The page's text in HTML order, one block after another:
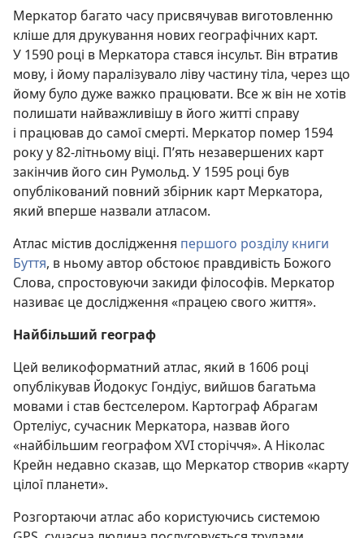
Меркатор багато часу присвячував виготовленню
кліше для друкування нових географічних карт.
У 1590 році в Меркатора стався інсульт. Він втратив
мову, і йому паралізувало ліву частину тіла, через що
йому було дуже важко працювати. Все ж він не хотів
полишати найважливішу в його житті справу
і працював до самої смерті. Меркатор помер 1594
року у 82-літньому віці. П’ять незавершених карт
закінчив його син Румольд. У 1595 році був
опублікований повний збірник карт Меркатора,
який вперше назвали атласом.
Атлас містив дослідження першого розділу книги
Буття, в ньому автор обстоює правдивість Божого
Слова, спростовуючи закиди філософів. Меркатор
називає це дослідження «працею свого життя».
Найбільший географ
Цей великоформатний атлас, який в 1606 році
опублікував Йодокус Гондіус, вийшов багатьма
мовами і став бестселером. Картограф Абрагам
Ортеліус, сучасник Меркатора, назвав його
«найбільшим географом XVI сторіччя». А Ніколас
Крейн недавно сказав, що Меркатор створив «карту
цілої планети».
Розгортаючи атлас або користуючись системою